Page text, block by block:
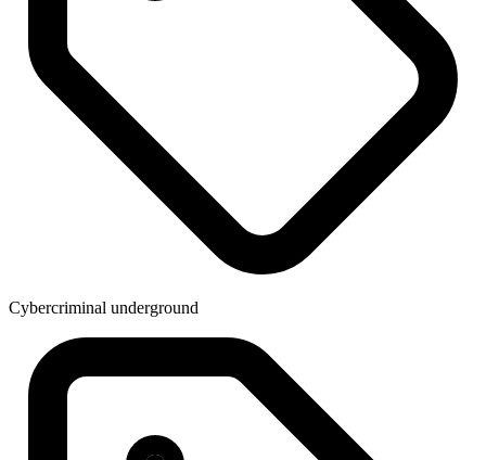
Cybercriminal underground